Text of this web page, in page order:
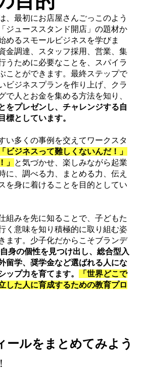
、最初にお店屋さんごっこのよう
ジューススタンド開店」の題材か
めるスモールビジネスを学びま
金調達、スタッフ採用、営業、集
うために必要なことを、スパイラ
ことができます。最終ステップで
ビジネスプランを作り上げ、クラ
で人とお金を集める方法を知り、
をプレゼンし、チャレンジする自
標としています。
い多くの事例を交えてワークスタ
「ビジネスって難しくないんだ！」
」 と気づかせ、楽しみながら起業
に、調べる力、まとめる力、伝え
を身に着けることを目的としてい
組みを先に知ることで、子どもた
く意味を知り積極的に取り組む姿
ます。少子化だからこそブランデ
身の個性を見つけ出し、総合型入
留学、奨学金など選ばれる人にな
ップ力を育てます。
「世界どこで
した人に育成するための教育プロ
ールをまとめてみよう